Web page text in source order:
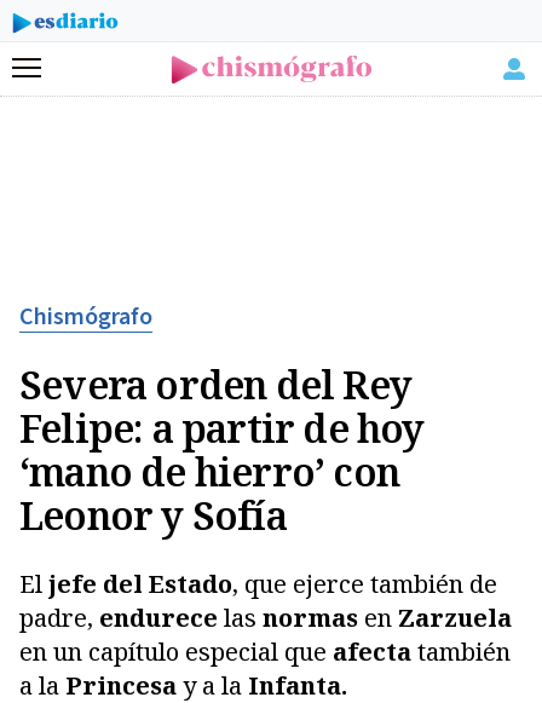
Menú
Chismógrafo
Severa orden del Rey
Felipe: a partir de hoy
‘mano de hierro’ con
Leonor y Sofía
Eljefe del Estado, que ejerce también de
padre, endurece las normas en Zarzuela
en un capítulo especial que afectatambién
a la Princesay a la Infanta.